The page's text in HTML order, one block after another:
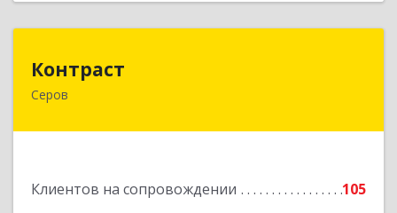
Контраст
Серов
Клиентов на сопровождении
105
624993, Свердловская обл, Серов г, Ленина ул,